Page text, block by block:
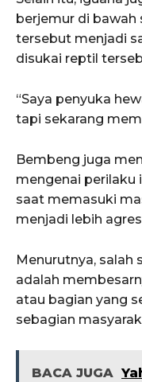
berjemur di bawah
tersebut menjadi
disukai reptil
“Saya penyuka
tapi sekarang
Bembeng juga
mengenai perilaku
saat memasuki
menjadi lebih
Menurutnya,
adalah
atau bagian yang
sebagian
BACA JUGA